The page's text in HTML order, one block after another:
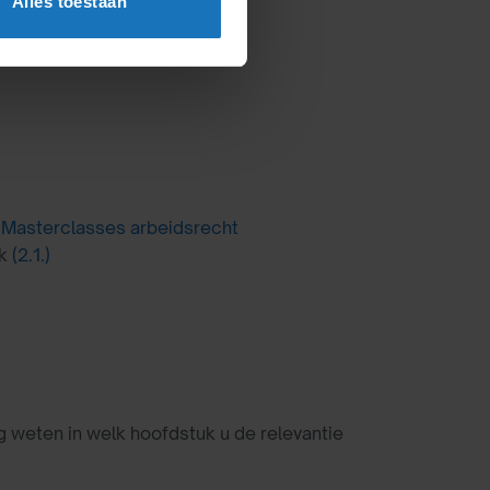
Masterclasses arbeidsrecht
(2.1.)
weten in welk hoofdstuk u de relevantie